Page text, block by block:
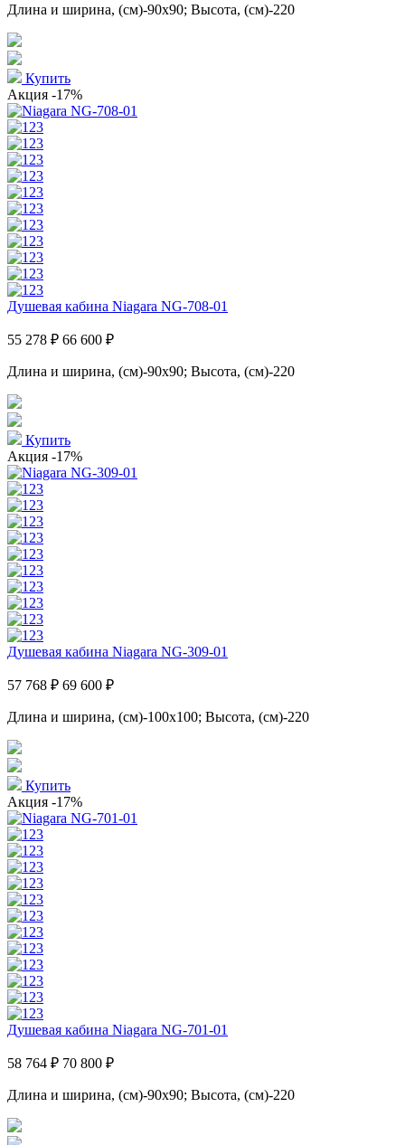
Длина и ширина, (см)-90x90; Высота, (см)-220
Купить
Акция -17%
Душевая кабина Niagara NG-708-01
55 278 ₽ 66 600 ₽
Длина и ширина, (см)-90x90; Высота, (см)-220
Купить
Акция -17%
Душевая кабина Niagara NG-309-01
57 768 ₽ 69 600 ₽
Длина и ширина, (см)-100x100; Высота, (см)-220
Купить
Акция -17%
Душевая кабина Niagara NG-701-01
58 764 ₽ 70 800 ₽
Длина и ширина, (см)-90x90; Высота, (см)-220